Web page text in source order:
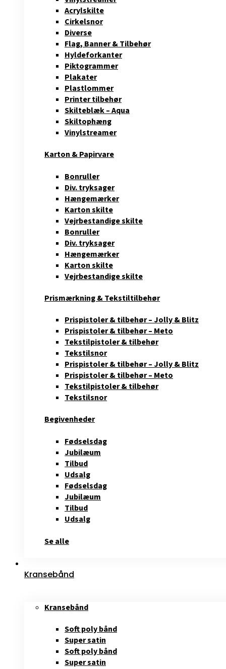
Acrylskilte
Cirkelsnor
Diverse
Flag, Banner & Tilbehør
Hyldeforkanter
Piktogrammer
Plakater
Plastlommer
Printer tilbehør
Skilteblæk – Aqua
Skiltophæng
Vinylstreamer
Karton & Papirvare
Bonruller
Div. tryksager
Hængemærker
Karton skilte
Vejrbestandige skilte
Bonruller
Div. tryksager
Hængemærker
Karton skilte
Vejrbestandige skilte
Prismærkning & Tekstiltilbehør
Prispistoler & tilbehør – Jolly & Blitz
Prispistoler & tilbehør – Meto
Tekstilpistoler & tilbehør
Tekstilsnor
Prispistoler & tilbehør – Jolly & Blitz
Prispistoler & tilbehør – Meto
Tekstilpistoler & tilbehør
Tekstilsnor
Begivenheder
Fødselsdag
Jubilæum
Tilbud
Udsalg
Fødselsdag
Jubilæum
Tilbud
Udsalg
Se alle
Kransebånd
Kransebånd
Soft poly bånd
Super satin
Soft poly bånd
Super satin